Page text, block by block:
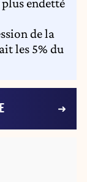
endetté
de la
les 5% du